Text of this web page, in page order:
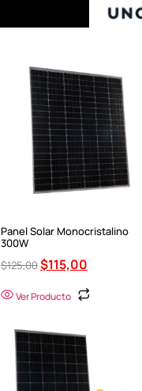
Panel Solar Monocristalino
300W
$125,00$115,00
Ver Producto